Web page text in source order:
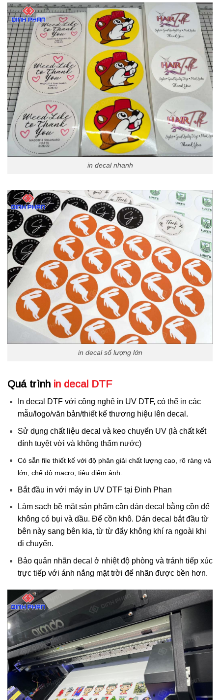
in decal nhanh
in decal số lượng lớn
Quá trình in decal DTF
In decal DTF với công nghệ in UV DTF, có thể in các
mẫu/logo/văn bản/thiết kế thương hiệu lên decal.
Sử dụng chất liệu decal và keo chuyển UV (là chất kết
dính tuyệt vời và không thấm nước)
Có sẵn file thiết kế với độ phân giải chất lượng cao, rõ ràng và
lớn, chế độ macro, tiêu điểm ảnh.
Bắt đầu in với máy in UV DTF tại Đinh Phan
Làm sạch bề mặt sản phẩm cần dán decal bằng cồn để
không có bụi và dầu. Để cồn khô. Dán decal bắt đầu từ
bên này sang bên kia, từ từ đẩy không khí ra ngoài khi
di chuyển.
Bảo quản nhãn decal ở nhiệt độ phòng và tránh tiếp xúc
trực tiếp với ánh nắng mặt trời để nhãn được bền hơn.